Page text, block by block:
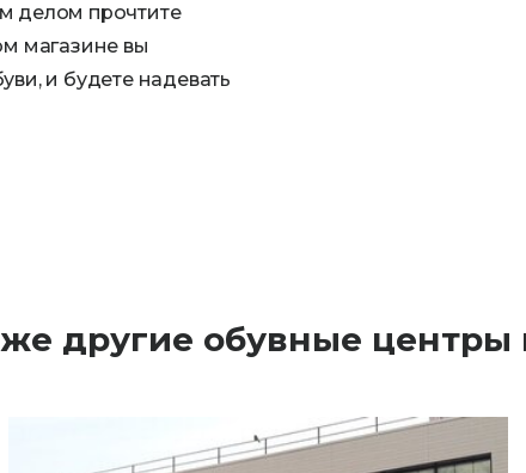
делом прочтите
магазине вы
и будете надевать
другие обувные центры